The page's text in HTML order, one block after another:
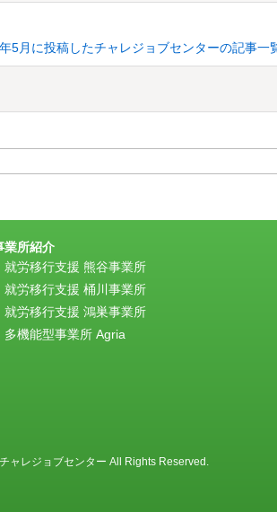
5月に投稿したチャレジョブセンターの記事一
業所紹介
就労移行支援 熊谷事業所
就労移行支援 桶川事業所
就労移行支援 鴻巣事業所
多機能型事業所 Agria
ャレジョブセンター All Rights Reserved.